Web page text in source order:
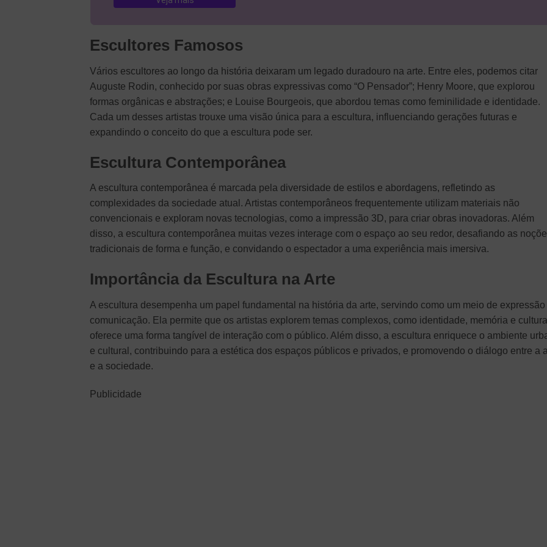
Escultores Famosos
Vários escultores ao longo da história deixaram um legado duradouro na arte. Entre eles, podemos citar
Auguste Rodin, conhecido por suas obras expressivas como “O Pensador”; Henry Moore, que explorou
formas orgânicas e abstrações; e Louise Bourgeois, que abordou temas como feminilidade e identidade.
Cada um desses artistas trouxe uma visão única para a escultura, influenciando gerações futuras e
expandindo o conceito do que a escultura pode ser.
Escultura Contemporânea
A escultura contemporânea é marcada pela diversidade de estilos e abordagens, refletindo as
complexidades da sociedade atual. Artistas contemporâneos frequentemente utilizam materiais não
convencionais e exploram novas tecnologias, como a impressão 3D, para criar obras inovadoras. Além
disso, a escultura contemporânea muitas vezes interage com o espaço ao seu redor, desafiando as
tradicionais de forma e função, e convidando o espectador a uma experiência mais imersiva.
Importância da Escultura na Arte
A escultura desempenha um papel fundamental na história da arte, servindo como um meio de expressão
comunicação. Ela permite que os artistas explorem temas complexos, como identidade, memória e
oferece uma forma tangível de interação com o público. Além disso, a escultura enriquece o ambiente
e cultural, contribuindo para a estética dos espaços públicos e privados, e promovendo o diálogo entre a
e a sociedade.
Publicidade